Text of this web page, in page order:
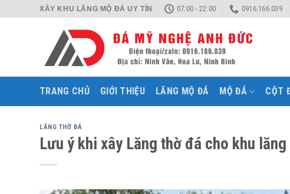
XÂY KHU LĂNG MỘ ĐÁ UY TÍN 07:00 - 22:00 0916.166.039
TRANG CHỦ GIỚI THIỆU LĂNG MỘ ĐÁ MỘ ĐÁ CỘT
LĂNG THỜ ĐÁ
Lưu ý khi xây Lăng thờ đá cho khu